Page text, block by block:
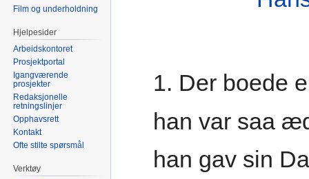
1. Der boede
han var saa
han gav sin
Film og underholdning
Hjelpesider
Arbeidskontoret
Prosjektportal
Igangværende
prosjekter
Redaksjonelle
retningslinjer
Opphavsrett
Kontakt
Ofte stilte spørsmål
Verktøy